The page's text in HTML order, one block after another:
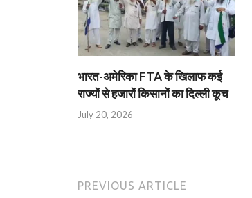
भारत-अमेरिका FTA के खिलाफ कई
राज्यों से हजारों किसानों का दिल्ली कूच
July 20, 2026
PREVIOUS ARTICLE